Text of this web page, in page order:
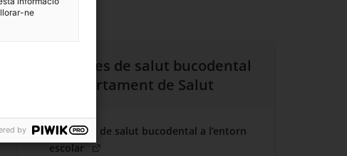
Programes de salut bucodental
del Departament de Salut
Programa de salut bucodental a l’entorn
escolar (Obre en una nova finestra)
ne
by